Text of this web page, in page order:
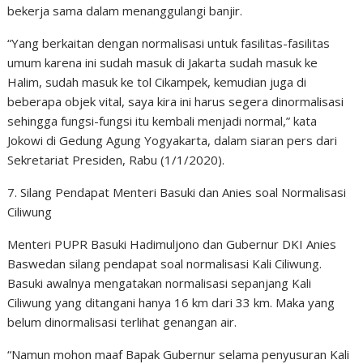
bekerja sama dalam menanggulangi banjir.
“Yang berkaitan dengan normalisasi untuk fasilitas-fasilitas
umum karena ini sudah masuk di Jakarta sudah masuk ke
Halim, sudah masuk ke tol Cikampek, kemudian juga di
beberapa objek vital, saya kira ini harus segera dinormalisasi
sehingga fungsi-fungsi itu kembali menjadi normal,” kata
Jokowi di Gedung Agung Yogyakarta, dalam siaran pers dari
Sekretariat Presiden, Rabu (1/1/2020).
7. Silang Pendapat Menteri Basuki dan Anies soal Normalisasi
Ciliwung
Menteri PUPR Basuki Hadimuljono dan Gubernur DKI Anies
Baswedan silang pendapat soal normalisasi Kali Ciliwung.
Basuki awalnya mengatakan normalisasi sepanjang Kali
Ciliwung yang ditangani hanya 16 km dari 33 km. Maka yang
belum dinormalisasi terlihat genangan air.
“Namun mohon maaf Bapak Gubernur selama penyusuran Kali